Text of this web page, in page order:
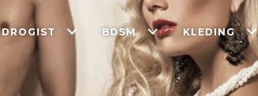
DROGIST BDSM KLEDING